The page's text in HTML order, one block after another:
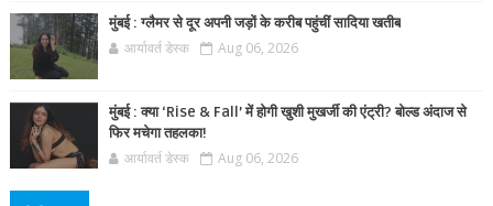
मुंबई : ग्लैमर से दूर अपनी जड़ों के करीब पहुंचीं सादिया खतीब
आर्यावर्त डेस्क Aug 06, 2026
मुंबई : क्या ‘Rise & Fall’ में होगी खुशी मुखर्जी की एंट्री? बोल्ड अंदाज से
फिर मचेगा तहलका!
आर्यावर्त डेस्क Aug 06, 2026